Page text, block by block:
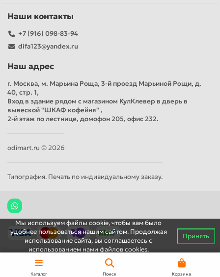
Наши контакты
+7 (916) 098-83-94
difa123@yandex.ru
Наш адрес
г. Москва, м. Марьина Роща, 3-й проезд Марьиной Рощи, д.
40, стр. 1,
Вход в здание рядом с магазином КулКлевер в дверь в
вывеской "ШКАФ кофейня" ,
2-й этаж по лестнице, домофон 205, офис 232.
odimart.ru © 2026
Типография. Печать по индивидуальному заказу.
Мы используем файлы cookie, чтобы вам было
удобнее пользоваться нашим сайтом. Продолжая
использование сайта, вы соглашаетесь c
использованием нами файлов cookies.
Принять
Каталог Поиск Корзина